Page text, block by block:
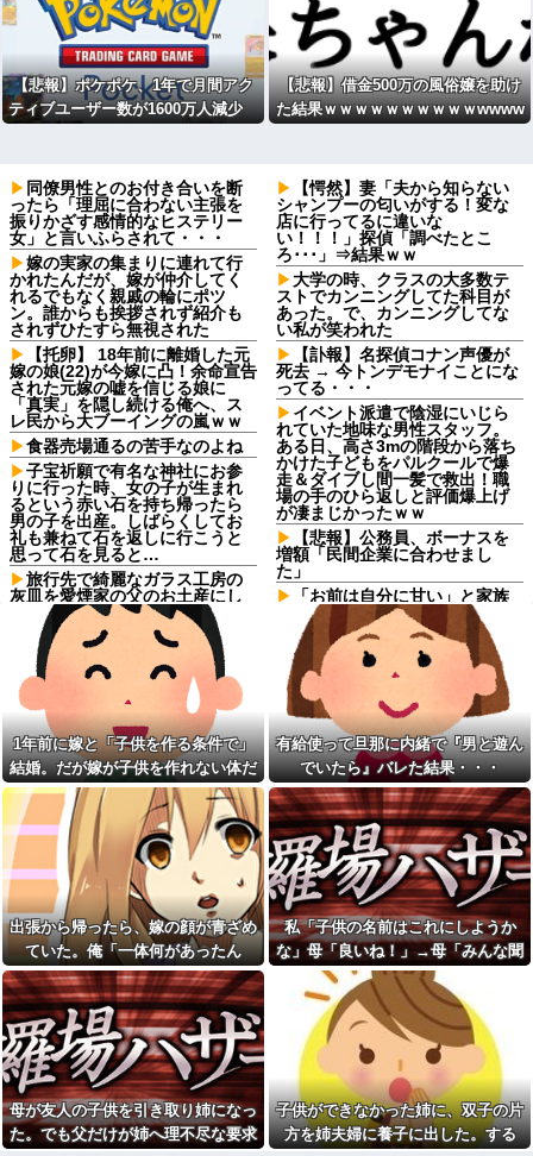
【悲報】ポケポケ、1年で月間アク
ティブユーザー数が1600万人減少
【悲報】借金500万の風俗嬢を助け
た結果ｗｗｗｗｗｗｗｗｗｗwwww
同僚男性とのお付き合いを断
ったら「理屈に合わない主張を
振りかざす感情的なヒステリー
女」と言いふらされて・・・
嫁の実家の集まりに連れて行
かれたんだが、嫁が仲介してく
れるでもなく親戚の輪にポツ
ン。誰からも挨拶されず紹介も
されずひたすら無視された
【托卵】 18年前に離婚した元
嫁の娘(22)が今嫁に凸！余命宣告
された元嫁の嘘を信じる娘に
「真実」を隠し続ける俺へ、ス
レ民から大ブーイングの嵐ｗｗ
食器売場通るの苦手なのよね
子宝祈願で有名な神社にお参
りに行った時、女の子が生まれ
るという赤い石を持ち帰ったら
男の子を出産。しばらくしてお
礼も兼ねて石を返しに行こうと
思って石を見ると…
旅行先で綺麗なガラス工房の
灰皿を愛煙家の父のお土産にし
たんだけどダイソーでそっくり
な商品を見つけた
嫁の浮気発覚から再構築を続
けて8ヶ月、愛しさと憎しみが交
互に押し寄せてる。もう一回俺
に恋させてあげたい。
【前編】ファミレスでバイト
を始めた嫁が10歳年下のフリー
ターと性行為してた
飲み屋にて。男「カクテルな
んて女の飲み物でしょｗ」マス
ター「その子、かなり飲める
よ？」→強気だった男の態度が
一変して…
姑「子供いないんだから月2万
くらい出せるでしょ」私「え？
将来のために貯めているんです
が…」→義実家の要求に呆れ
て…
【うわぁ】 都営団地住み、年
収10万円上げると「大変なこ
と」になるｗｗｗｗｗｗｗ
【復讐】 ある職業の人材を育
成する高校に通ってたんだが、
体力ないヤツはイジメられて全
寮制だから逃げ出すこともでき
なかった→あるイジっ子が自...
AIさん、ドラクエ6を理想的に
アニメ化してしまう
【愕然】妻「夫から知らない
シャンプーの匂いがする！変な
店に行ってるに違いな
い！！！」探偵「調べたとこ
ろ･･･」⇒結果ｗｗ
大学の時、クラスの大多数テ
ストでカンニングしてた科目が
あった。で、カンニングしてな
い私が笑われた
【訃報】名探偵コナン声優が
死去 → 今トンデモナイことにな
ってる・・・
イベント派遣で陰湿にいじら
れていた地味な男性スタッフ。
ある日、高さ3mの階段から落ち
かけた子どもをパルクールで爆
走＆ダイブし間一髪で救出！職
場の手のひら返しと評価爆上げ
が凄まじかったｗｗ
【悲報】公務員、ボーナスを
増額「民間企業に合わせまし
た」
「お前は自分に甘い」と家族
に責められ育った私…３０歳の
時、真夏に重度の熱中症で救急
搬送された結果→会社の人たち
から叩きつけられた「衝撃の事
実」に絶句
【悲報】思春期の娘に「キモ
ッ」と言われたお父さん、グレ
る他
【画像】赤ちゃんを遺棄して
逮捕の女さん(23)、公表された美
人すぎるご尊顔がこちら⇒ｗｗ
ｗｗｗｗｗｗｗｗ
「お前は自分に甘い」と家族
に責められ育った私…３０歳の
時、真夏に重度の熱中症で救急
搬送された結果→会社の人たち
から叩きつけられた「衝撃の事
実」に絶句
味噌汁にアレを入れてしまう
嫁(メシマズ)にブチギレた俺。
……帰ったら離婚届がありまし
休日に甥っ子をアポなし託児
を押し付けてきた兄嫁！「テレ
ビでも見せといてw」と言うので
『Gガンダム』を一気見させた結
果……甥っ子が重度の中二病を
発症して家で大暴れｗｗ
「今思えばなんであんなに夢
中になったんやろ…」と思うコ
1年前に嫁と「子供を作る条件で」
結婚。だが嫁が子供を作れない体だ
と知ったので離婚へ。
有給使って旦那に内緒で『男と遊ん
でいたら』バレた結果・・・
出張から帰ったら、嫁の顔が青ざめ
ていた。俺「一体何があったん
だ？」嫁「…」→子供たちに話を聞
くと…
私「子供の名前はこれにしようか
な」母「良いね！」→母「みんな聞
いて！ヒントは花の名前よ！」→勝
手に発表されて腹が立ち…
母が友人の子供を引き取り姉になっ
た。でも父だけが姉へ理不尽な要求
子供ができなかった姉に、双子の片
方を姉夫婦に養子に出した。する